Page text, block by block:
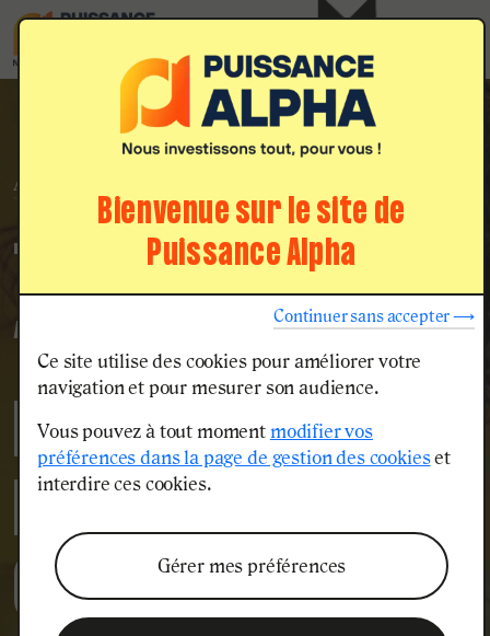
Bienvenue sur le site de
Puissance Alpha
Ce site utilise des cookies pour améliorer votre
navigation et pour mesurer son audience.
Vous pouvez à tout moment modifier vos
préférences dans la page de gestion des cookieset
interdire ces cookies.
Continuer sans accepter ⟶
Gérer mes préférences
Nos voies
d'admission
Accueil
TÉMOIGNAGE ELINE :
“L’ENTRAIDE SCOLAIRE
FAVORISE UNE
DYNAMIQUE DE
GROUPE”